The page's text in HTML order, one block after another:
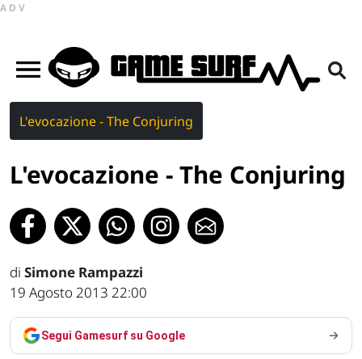
ADV
L'evocazione - The Conjuring
L'evocazione - The Conjuring
di Simone Rampazzi
19 Agosto 2013 22:00
Segui Gamesurf su Google